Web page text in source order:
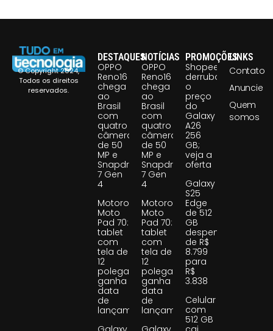
© Copyright 2024,
Todos os direitos
reservados.
DESTAQUES
OPPO
Reno16
chega
ao
Brasil
com
quatro
câmeras
de 50
MP e
Snapdragon
7 Gen
4
Motorola
Moto
Pad 70:
tablet
com
tela de
12
polegadas
ganha
data
de
lançamento
NOTÍCIAS
OPPO
Reno16
chega
ao
Brasil
com
quatro
câmeras
de 50
MP e
Snapdragon
7 Gen
4
Motorola
Moto
Pad 70:
tablet
com
tela de
12
polegadas
ganha
data
de
lançamento
PROMOÇÕES
Shopee
derruba
o
preço
do
Galaxy
A26
256
GB;
veja a
oferta
Galaxy
S25
Edge
de 512
GB
despenca
de R$
8.799
para
R$
3.838
Celular
com
512 GB
LINKS
Contato
Anuncie
Quem
somos